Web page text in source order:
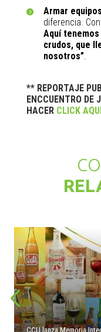
Armar
diferencia.
Aquí
crudos, que
nosotros”.
** REPORTAJE
ENCCUENTRO DE
HACER CLICK
CCU lanza Memoria